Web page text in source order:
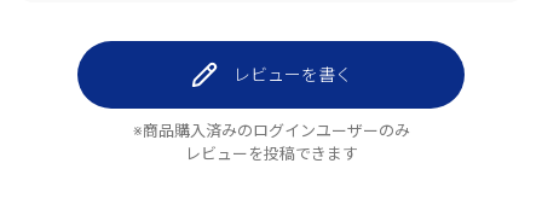
レビューを書く
※商品購入済みのログインユーザーのみ
レビューを投稿できます